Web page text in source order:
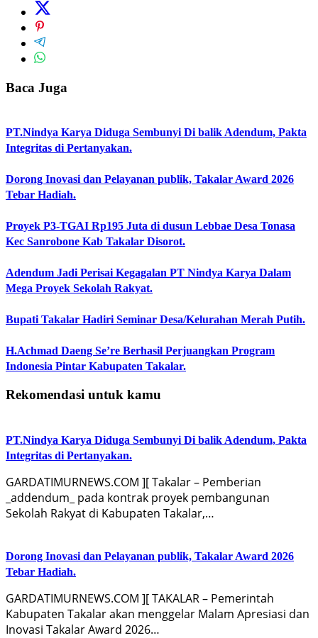
Baca Juga
PT.Nindya Karya Diduga Sembunyi Di balik Adendum, Pakta
Integritas di Pertanyakan.
Dorong Inovasi dan Pelayanan publik, Takalar Award 2026
Tebar Hadiah.
Proyek P3-TGAI Rp195 Juta di dusun Lebbae Desa Tonasa
Kec Sanrobone Kab Takalar Disorot.
Adendum Jadi Perisai Kegagalan PT Nindya Karya Dalam
Mega Proyek Sekolah Rakyat.
Bupati Takalar Hadiri Seminar Desa/Kelurahan Merah Putih.
H.Achmad Daeng Se’re Berhasil Perjuangkan Program
Indonesia Pintar Kabupaten Takalar.
Rekomendasi untuk kamu
PT.Nindya Karya Diduga Sembunyi Di balik Adendum, Pakta
Integritas di Pertanyakan.
GARDATIMURNEWS.COM ][ Takalar – Pemberian
_addendum_ pada kontrak proyek pembangunan
Sekolah Rakyat di Kabupaten Takalar,…
Dorong Inovasi dan Pelayanan publik, Takalar Award 2026
Tebar Hadiah.
GARDATIMURNEWS.COM ][ TAKALAR – Pemerintah
Kabupaten Takalar akan menggelar Malam Apresiasi dan
Inovasi Takalar Award 2026…